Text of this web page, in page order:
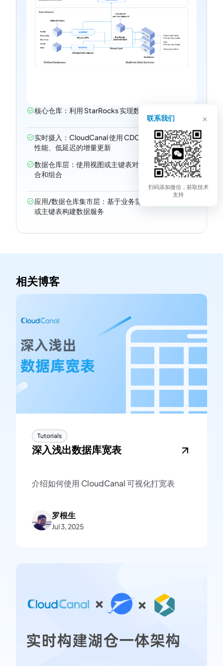
核心仓库：利用 StarRocks 实现数百 TB 规模的分析
实时摄入：CloudCanal 使用 CDC 和流式加载实现高
性能、低延迟的增量更新
数据仓库层：使用视图或主键表对数据进行清洗、聚
合和组合
应用/数据仓库集市层：基于业务需求使用物化视图
或主键表构建数据服务
相关博客
Tutorials
深入浅出数据库宽表
介绍如何使用 CloudCanal 可视化打宽表
罗根生
Jul 3, 2025
联系我们 ×
扫码添加微信，获取技术
支持